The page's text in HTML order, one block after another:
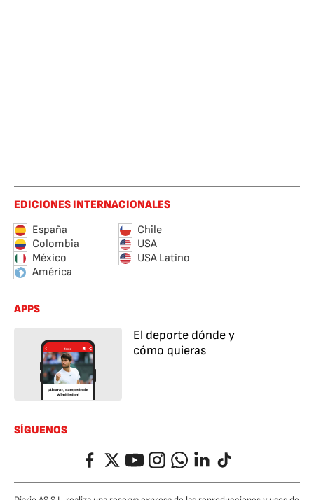
EDICIONES INTERNACIONALES
España
Chile
Colombia
USA
México
USA Latino
América
APPS
El deporte dónde y
cómo quieras
SÍGUENOS
FacebookTwitterYouTubeInstagramWhatsappLinkedIn
TikTok